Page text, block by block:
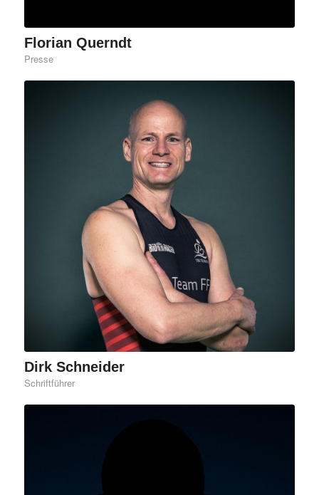
Florian Querndt
Presse
Dirk Schneider
Schriftführer